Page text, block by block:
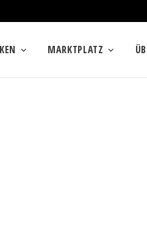
MARKTPLATZ